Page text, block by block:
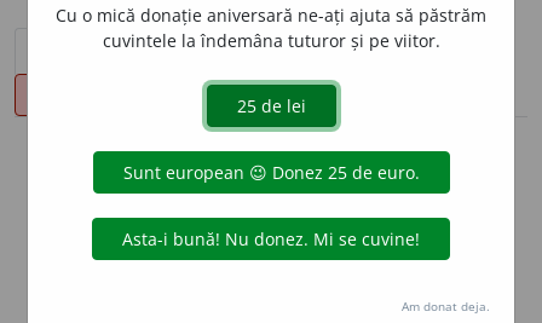
sinteza definițiilor (1) definiții (12)
declinări
info
Aceste definiții sunt compilate de
echipa dexonline. Definițiile
originale se află pe filadefiniții.
Puteți reordona filele pe pagina de
Cu o mică donație aniversară ne-ați ajuta să păstrăm
cuvintele la îndemâna tuturor și pe viitor.
Am donat deja.